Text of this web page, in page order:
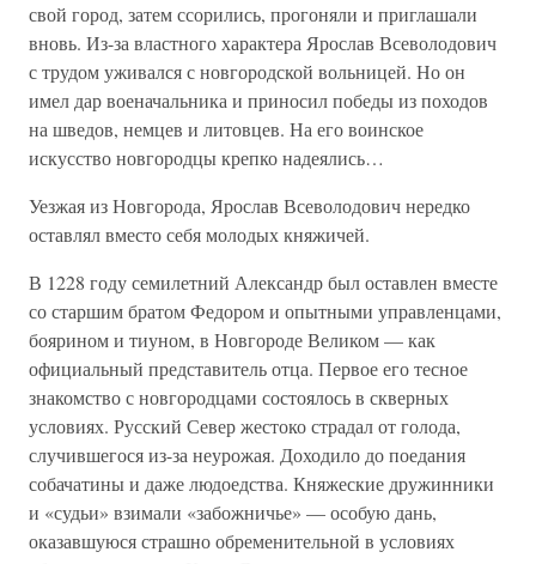
свой город, затем ссорились, прогоняли и приглашали
вновь. Из-за властного характера Ярослав Всеволодович
с трудом уживался с новгородской вольницей. Но он
имел дар военачальника и приносил победы из походов
на шведов, немцев и литовцев. На его воинское
искусство новгородцы крепко надеялись…
Уезжая из Новгорода, Ярослав Всеволодович нередко
оставлял вместо себя молодых княжичей.
В 1228 году семилетний Александр был оставлен вместе
со старшим братом Федором и опытными управленцами,
боярином и тиуном, в Новгороде Великом — как
официальный представитель отца. Первое его тесное
знакомство с новгородцами состоялось в скверных
условиях. Русский Север жестоко страдал от голода,
случившегося из-за неурожая. Доходило до поедания
собачатины и даже людоедства. Княжеские дружинники
и «судьи» взимали «забожничье» — особую дань,
оказавшуюся страшно обременительной в условиях